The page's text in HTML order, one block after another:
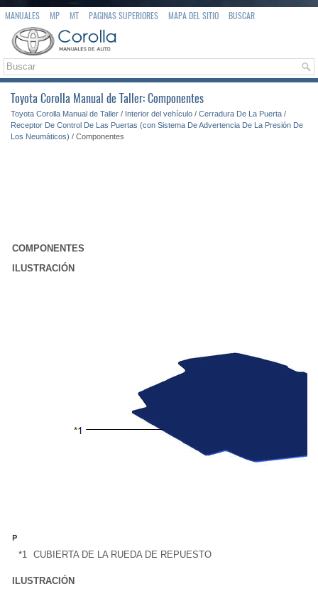
MANUALES MP MT PAGINAS SUPERIORES MAPA DEL SITIO BUSCAR
Toyota Corolla Manual de Taller: Componentes
Toyota Corolla Manual de Taller / Interior del vehículo / Cerradura De La Puerta /
Receptor De Control De Las Puertas (con Sistema De Advertencia De La Presión De
Los Neumáticos) / Componentes
COMPONENTES
ILUSTRACIÓN
*1 CUBIERTA DE LA RUEDA DE REPUESTO
ILUSTRACIÓN